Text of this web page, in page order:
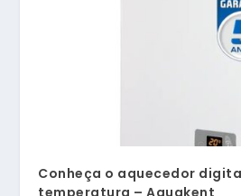
Conheça o aquecedor